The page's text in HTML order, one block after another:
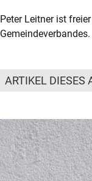
Peter Leitner ist
Gemeindeverbandes.
ARTIKEL DIESES